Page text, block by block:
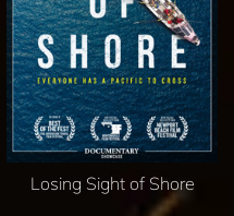
Losing Sight of Shore